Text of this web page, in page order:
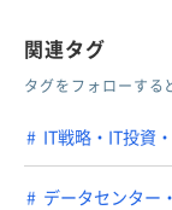
関連タグ
タグをフォローする
IT戦略・IT投資
データセンター